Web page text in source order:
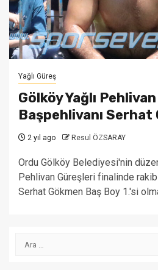
Yağlı Güreş
Gölköy Yağlı
Başpehlivanı Serhat
2 yıl ago Resul ÖZSARAY
Ordu Gölköy Belediyesi'nin
Pehlivan Güreşleri finalinde
Serhat Gökmen Baş Boy 1.'si
Arama: